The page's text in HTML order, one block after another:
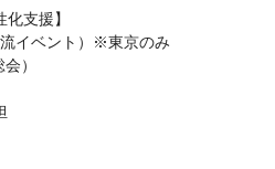
支援】
流イベント）※東京のみ
）